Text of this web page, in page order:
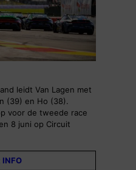
leidt Van Lagen met
(39) en Ho (38).
voor de tweede race
8 juni op Circuit
INFO